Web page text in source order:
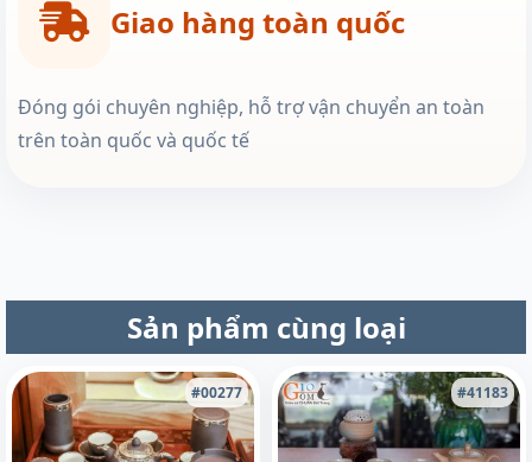
Giao hàng toàn quốc
Đóng gói chuyên nghiệp, hỗ trợ vận chuyển an toàn
trên toàn quốc và quốc tế
Sản phẩm cùng loại
#00277 #41183